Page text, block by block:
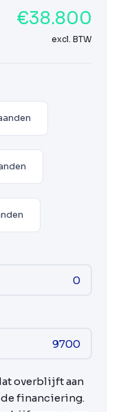
€38.800
excl. BTW
overblijft aan
financiering.